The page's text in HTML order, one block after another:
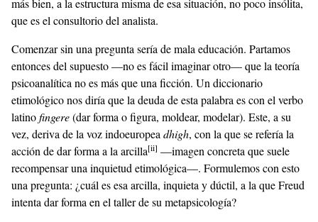
más bien, a la estructura misma de esa situación, no poco insólita,
que es el consultorio del analista.
Comenzar sin una pregunta sería de mala educación. Partamos
entonces del supuesto —no es fácil imaginar otro— que la teoría
psicoanalítica no es más que una ficción. Un diccionario
etimológico nos diría que la deuda de esta palabra es con el verbo
latinofingere(dar forma o figura, moldear, modelar). Este, a su
vez, deriva de la voz indoeuropea dhigh, con la que se refería la
acción de dar forma a la arcilla[ii] —imagen concreta que suele
recompensar una inquietud etimológica—. Formulemos con esto
una pregunta: ¿cuál es esa arcilla, inquieta y dúctil, a la que Freud
intenta dar forma en el taller de su metapsicología?